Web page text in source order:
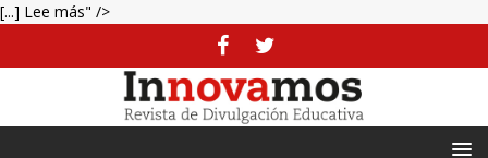
[...] Lee más" />